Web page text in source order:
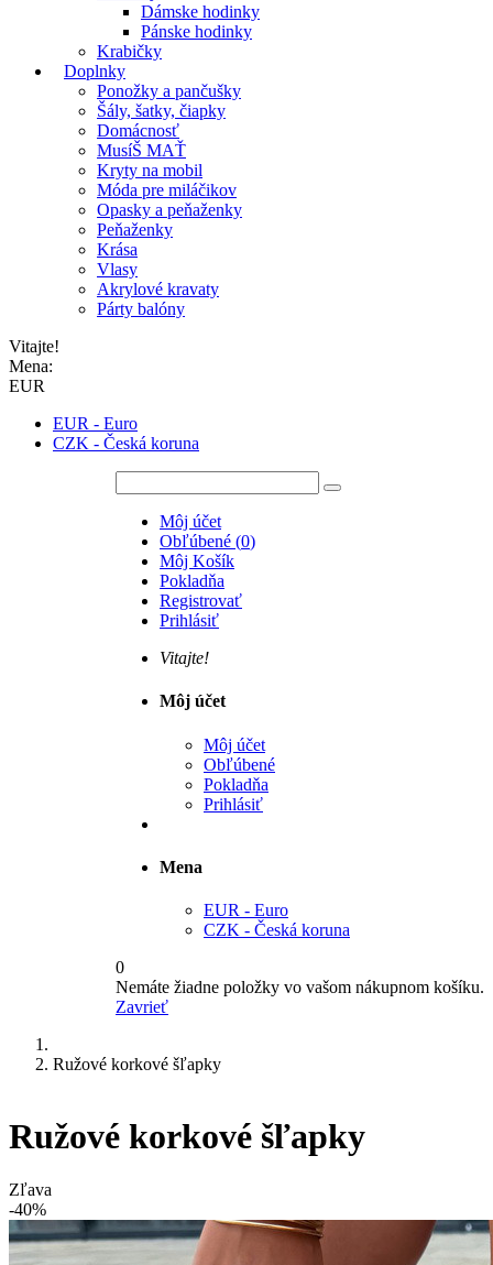
Dámske hodinky
Pánske hodinky
Krabičky
Doplnky
Ponožky a pančušky
Šály, šatky, čiapky
Domácnosť
MusíŠ MAŤ
Kryty na mobil
Móda pre miláčikov
Opasky a peňaženky
Peňaženky
Krása
Vlasy
Akrylové kravaty
Párty balóny
Vitajte!
Mena:
EUR
EUR - Euro
CZK - Česká koruna
Môj účet
Obľúbené (0)
Môj Košík
Pokladňa
Registrovať
Prihlásiť
Vitajte!
Môj účet
Môj účet
Obľúbené
Pokladňa
Prihlásiť
Mena
EUR - Euro
CZK - Česká koruna
0
Nemáte žiadne položky vo vašom nákupnom košíku.
Zavrieť
Ružové korkové šľapky
Ružové korkové šľapky
Zľava
-40%